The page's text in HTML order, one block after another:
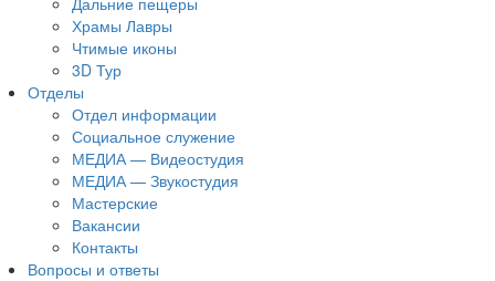
Храмы Лавры
Чтимые иконы
3D Тур
Отделы
Отдел информации
Социальное служение
МЕДИА — Видеостудия
МЕДИА — Звукостудия
Мастерские
Вакансии
Контакты
Вопросы и ответы